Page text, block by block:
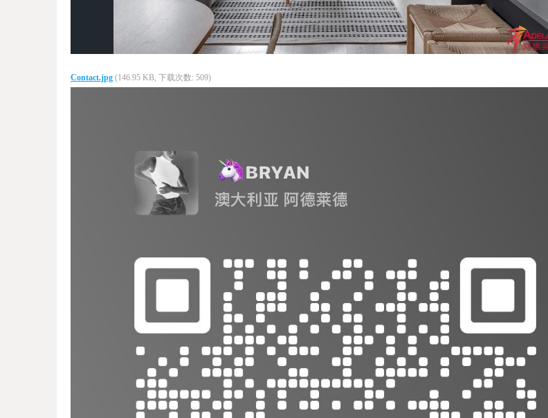
Contact.jpg (146.95 KB, 下载次数: 509)